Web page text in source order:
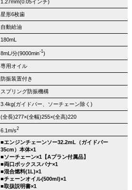
1.27mm(0.05インチ)
星形6枚歯
自動給油
180mL
8mL/分(9000min-1)
専用オイル
防振装置付き
スプリング防振機構
3.4kg(ガイドバー、ソーチェーン除く)
(全長)277×(全幅)255×(全高)220
6.1m/s2
■エンジンチェーンソー32.2mL（ガイドバー
35cm）本体×1
■ソーチェーン×1【Aプラン付属品】
■両口ボックススパナ×1
■混合燃料(1L)×1
■チェーンオイル(500ml)×1
■取扱説明書×1